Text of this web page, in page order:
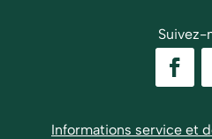
Suivez-
Informations service et